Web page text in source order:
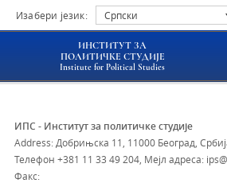
Изабери језик: Српски
ИНСТИТУТ ЗА
ПОЛИТИЧКЕ СТУДИЈЕ
Institute for Political Studies
ИПС - Институт за политичке студије
Address: Добрињска 11, 11000 Београд,
Телефон +381 11 33 49 204 Мејл адреса:
Факс: